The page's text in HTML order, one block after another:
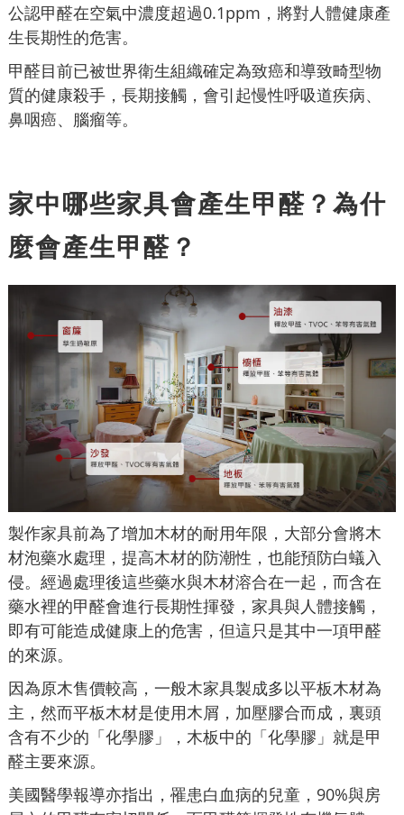
公認甲醛在空氣中濃度超過0.1ppm，將對人體健康產
生長期性的危害。
甲醛目前已被世界衛生組織確定為致癌和導致畸型物
質的健康殺手，長期接觸，會引起慢性呼吸道疾病、
鼻咽癌、腦瘤等。
家中哪些家具會產生甲醛？為什
麼會產生甲醛？
製作家具前為了增加木材的耐用年限，大部分會將木
材泡藥水處理，提高木材的防潮性，也能預防白蟻入
侵。經過處理後這些藥水與木材溶合在一起，而含在
藥水裡的甲醛會進行長期性揮發，家具與人體接觸，
即有可能造成健康上的危害，但這只是其中一項甲醛
的來源。
因為原木售價較高，一般木家具製成多以平板木材為
主，然而平板木材是使用木屑，加壓膠合而成，裏頭
含有不少的「化學膠」，木板中的「化學膠」就是甲
醛主要來源。
美國醫學報導亦指出，罹患白血病的兒童，90%與房